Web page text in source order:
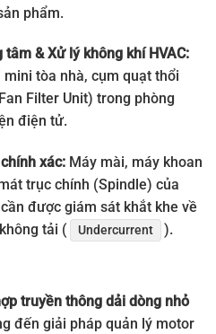
phẩm.
& Xử lý không khí HVAC:
mini tòa nhà, cụm quạt thổi
Filter Unit) trong phòng
điện tử.
xác:Máy mài, máy khoan
trục chính (Spindle) của
được giám sát khắt khe về
tải (
Undercurrent ).
truyền thông dải dòng nhỏ
đến giải pháp quản lý motor